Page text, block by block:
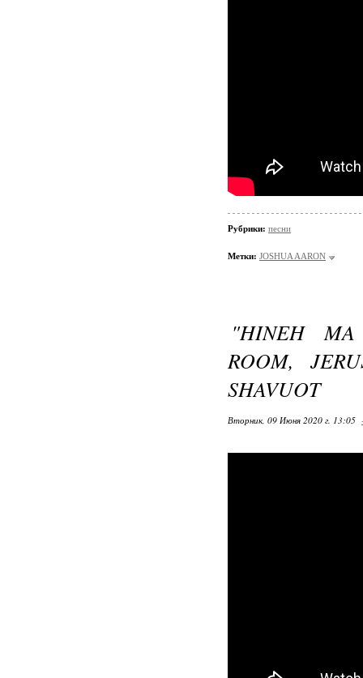
Рубрики: песни
Метки: JOSHUA AARON
"HINEH
ROOM,
SHAVUOT
Вторник, 09 Июня 2020 г. 13:05